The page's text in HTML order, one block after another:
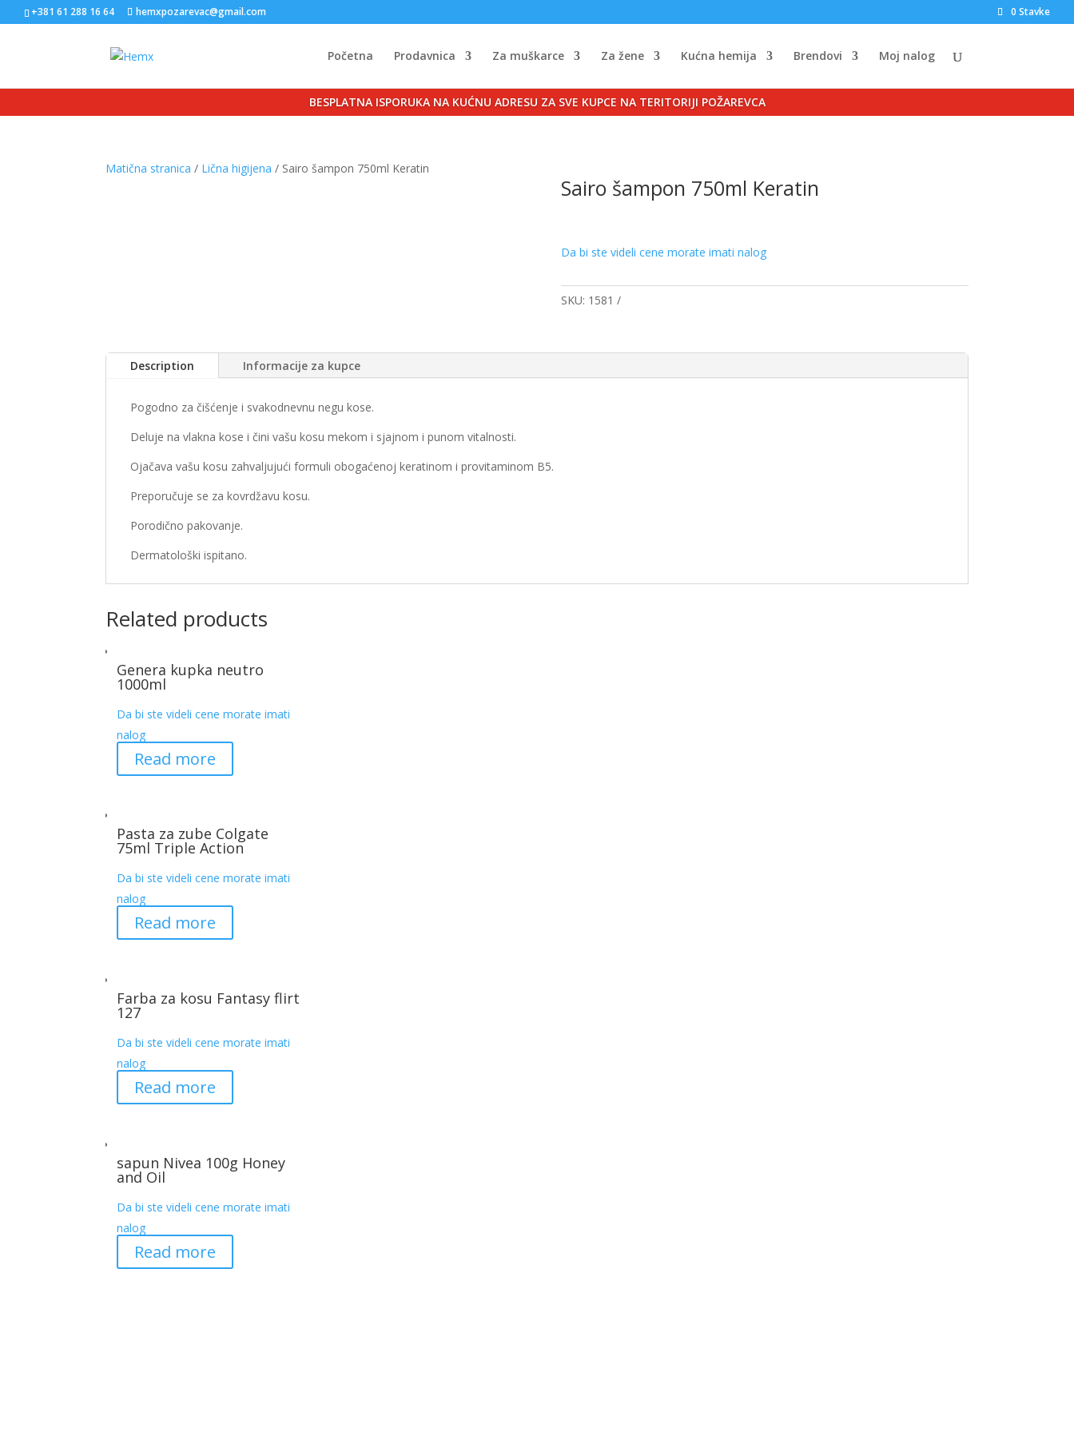
+381 61 288 16 64 hemxpozarevac@gmail.com 0 Stavke
Početna Prodavnica Za muškarce Za žene Kućna hemija Brendovi Moj nalog
BESPLATNA ISPORUKA NA KUĆNU ADRESU ZA SVE KUPCE NA TERITORIJI POŽAREVCA
Matična stranica / Lična higijena / Sairo šampon 750ml Keratin
Sairo šampon 750ml Keratin
Da bi ste videli cene morate imati nalog
SKU: 1581
Description Informacije za kupce
Pogodno za čišćenje i svakodnevnu negu kose.
Deluje na vlakna kose i čini vašu kosu mekom i sjajnom i punom vitalnosti.
Ojačava vašu kosu zahvaljujući formuli obogaćenoj keratinom i provitaminom B5.
Preporučuje se za kovrdžavu kosu.
Porodično pakovanje.
Dermatološki ispitano.
Related products
Genera kupka neutro
1000ml
Da bi ste videli cene morate imati
nalog
Read more
Pasta za zube Colgate
75ml Triple Action
Da bi ste videli cene morate imati
nalog
Read more
Farba za kosu Fantasy flirt
127
Da bi ste videli cene morate imati
nalog
Read more
sapun Nivea 100g Honey
and Oil
Da bi ste videli cene morate imati
nalog
Read more